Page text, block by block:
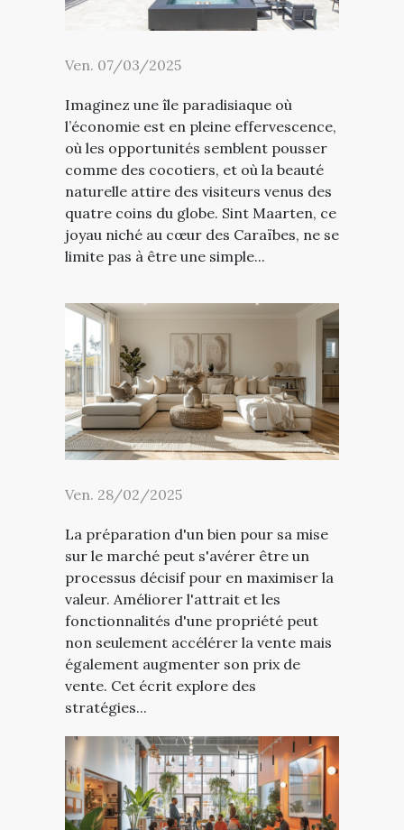
Ven. 07/03/2025
Imaginez une île paradisiaque où
l’économie est en pleine effervescence,
où les opportunités semblent pousser
comme des cocotiers, et où la beauté
naturelle attire des visiteurs venus des
quatre coins du globe. Sint Maarten, ce
joyau niché au cœur des Caraïbes, ne se
limite pas à être une simple...
Ven. 28/02/2025
La préparation d'un bien pour sa mise
sur le marché peut s'avérer être un
processus décisif pour en maximiser la
valeur. Améliorer l'attrait et les
fonctionnalités d'une propriété peut
non seulement accélérer la vente mais
également augmenter son prix de
vente. Cet écrit explore des
stratégies...